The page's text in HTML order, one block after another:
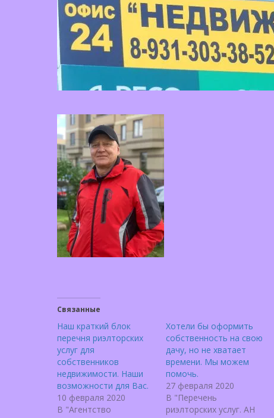
Связанные
Наш краткий блок
перечня риэлторских
услуг для
собственников
недвижимости. Наши
возможности для Вас.
10 февраля 2020
В "Агентство
Хотели бы оформить
собственность на свою
дачу, но не хватает
времени. Мы можем
помочь.
27 февраля 2020
В "Перечень
риэлторских услуг. АН